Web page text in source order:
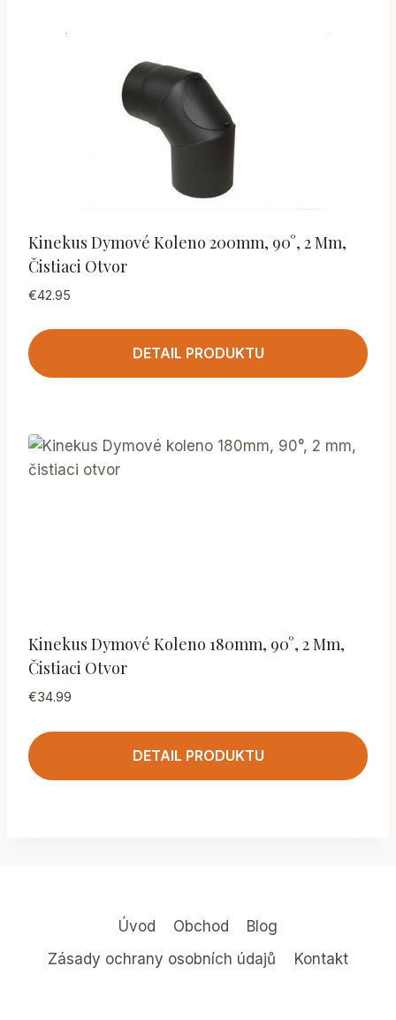
Kinekus Dymové Koleno 200mm, 90°, 2 Mm,
Čistiaci Otvor
€42.95
DETAIL PRODUKTU
Kinekus Dymové Koleno 180mm, 90°, 2 Mm,
Čistiaci Otvor
€34.99
DETAIL PRODUKTU
Úvod Obchod
Blog
Zásady ochrany osobních údajů
Kontakt